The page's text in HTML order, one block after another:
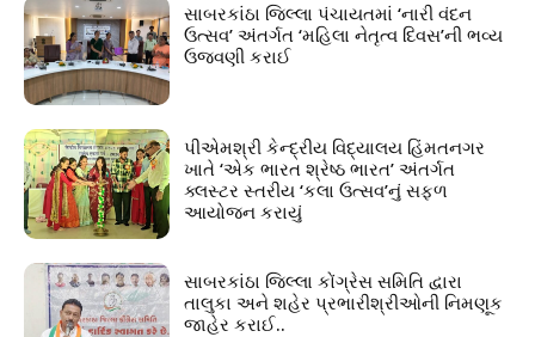
સાબરકાંઠા જિલ્લા પંચાયતમાં ‘નારી વંદન
ઉત્સવ’ અંતર્ગત ‘મહિલા નેતૃત્વ દિવસ’ની ભવ્ય
ઉજવણી કરાઈ
પીએમશ્રી કેન્દ્રીય વિદ્યાલય હિંમતનગર
ખાતે ‘એક ભારત શ્રેષ્ઠ ભારત’ અંતર્ગત
ક્લસ્ટર સ્તરીય ‘કલા ઉત્સવ’નું સફળ
આયોજન કરાયું
સાબરકાંઠા જિલ્લા કોંગ્રેસ સમિતિ દ્વારા
તાલુકા અને શહેર પ્રભારીશ્રીઓની નિમણૂક
જાહેર કરાઈ..